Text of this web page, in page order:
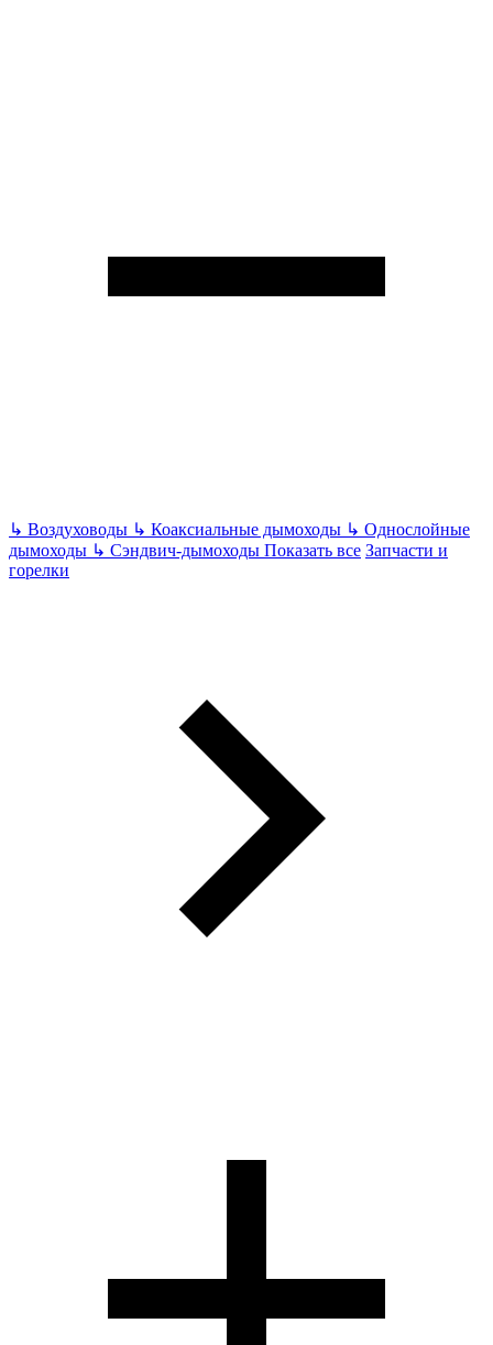
↳ Воздуховоды ↳ Коаксиальные дымоходы ↳ Однослойные
дымоходы ↳ Сэндвич-дымоходы Показать все Запчасти и
горелки